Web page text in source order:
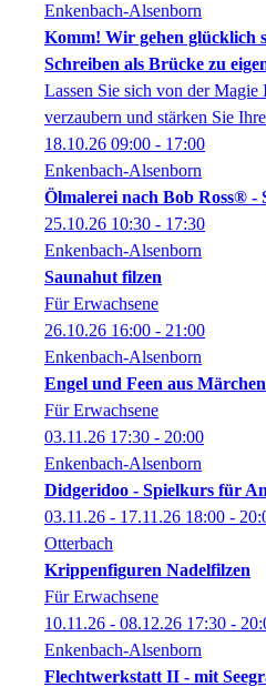
Enkenbach-Alsenborn
Komm! Wir gehen glücklich
Schreiben als Brücke zu
Lassen Sie sich von der Magie
verzaubern und stärken Sie
18.10.26 09:00 - 17:00
Enkenbach-Alsenborn
Ölmalerei nach Bob Ross® -
25.10.26 10:30 - 17:30
Enkenbach-Alsenborn
Saunahut filzen
Für Erwachsene
26.10.26 16:00 - 21:00
Enkenbach-Alsenborn
Engel und Feen aus
Für Erwachsene
03.11.26 17:30 - 20:00
Enkenbach-Alsenborn
Didgeridoo - Spielkurs für
03.11.26 - 17.11.26 18:00 -
Otterbach
Krippenfiguren Nadelfilzen
Für Erwachsene
10.11.26 - 08.12.26 17:30 -
Enkenbach-Alsenborn
Flechtwerkstatt II - mit